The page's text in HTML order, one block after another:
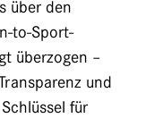
über den
to-Sport-
überzogen –
und
für